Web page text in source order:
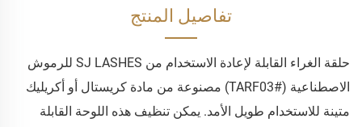
تفاصيل المنتج
حلقة الغراء القابلة لإعادة الاستخدام من SJ LASHES للرموش
الاصطناعية (#TARF03) مصنوعة من مادة كريستال أو أكريليك
متينة للاستخدام طويل الأمد. يمكن تنظيف هذه اللوحة القابلة